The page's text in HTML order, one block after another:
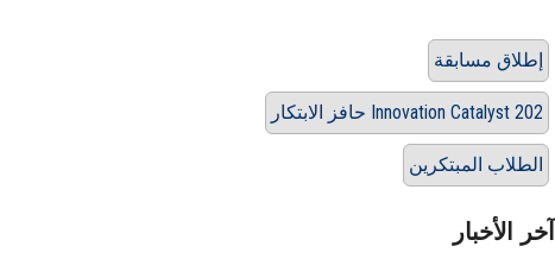
إطلاق مسابقة
حافز الابتكار Innovation Catalyst 202
الطلاب المبتكرين
آخر الأخبار